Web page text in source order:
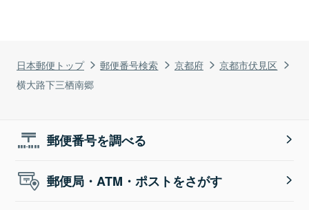
日本郵便トップ 郵便番号検索 京都府
京都市伏見区
横大路下三栖南郷
郵便番号を調べる
郵便局・ATM・ポストをさがす